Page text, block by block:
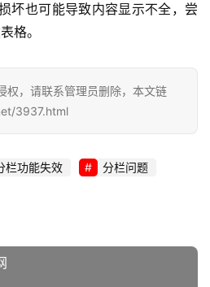
坏也可能导致内容显示不全，尝
格。
权，请联系管理员删除，本文链
3937.html
栏功能失效 分栏问题